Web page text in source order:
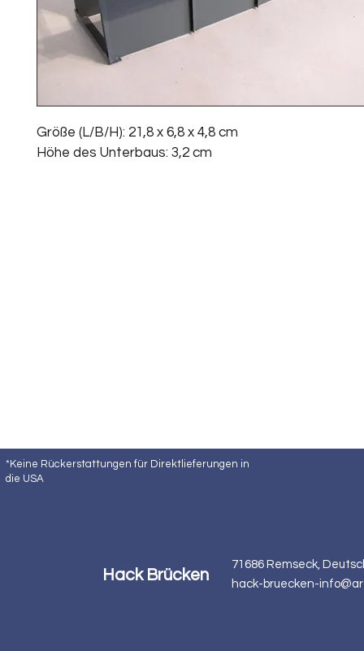
Größe (L/B/H): 21,8 x 6,8 x 4,8 cm
Höhe des Unterbaus: 3,2 cm
*Keine Rückerstattungen für Direktlieferungen in
die USA
Hack Brücken
71686 Remseck,
hack-bruecken-